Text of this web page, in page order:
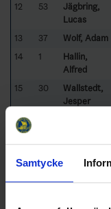
Samtycke
12 53
Jägbring,
Lucas
13 37 Wolf, Adam
14
1
Hallin,
Alfred
15 30
Wallstedt,
Jesper
16
18 40
Walldén,